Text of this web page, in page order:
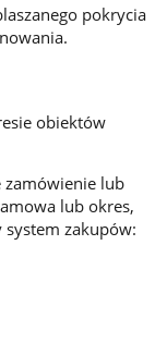
pokrycia
obiektów
zamówienie lub
lub okres,
system zakupów: